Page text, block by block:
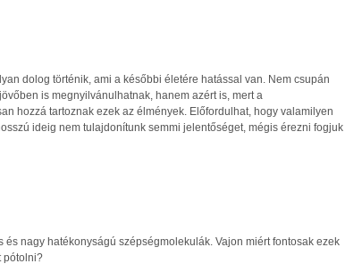
dolog történik, ami a későbbi életére hatással van. Nem csupán
is megnyilvánulhatnak, hanem azért is, mert a
hozzá tartoznak ezek az élmények. Előfordulhat, hogy valamilyen
ideig nem tulajdonítunk semmi jelentőséget, mégis érezni fogjuk
és nagy hatékonyságú szépségmolekulák. Vajon miért fontosak ezek
pótolni?